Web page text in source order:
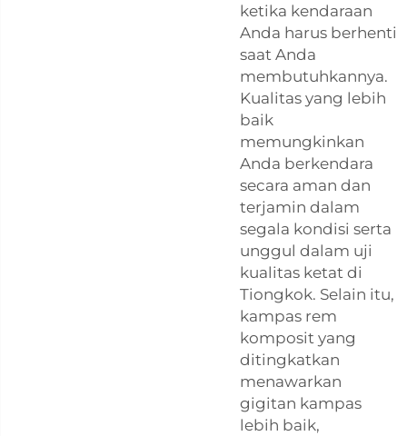
ketika kendaraan
Anda harus berhenti
saat Anda
membutuhkannya.
Kualitas yang lebih
baik
memungkinkan
Anda berkendara
secara aman dan
terjamin dalam
segala kondisi serta
unggul dalam uji
kualitas ketat di
Tiongkok. Selain itu,
kampas rem
komposit yang
ditingkatkan
menawarkan
gigitan kampas
lebih baik,